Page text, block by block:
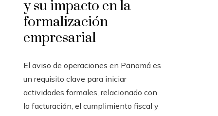
y su impacto en la
formalización
empresarial
El aviso de operaciones en Panamá es
un requisito clave para iniciar
actividades formales, relacionado con
la facturación, el cumplimiento fiscal y